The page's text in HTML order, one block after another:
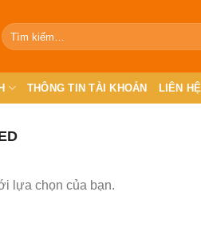
THÔNG TIN TÀI KHOẢN LIÊN HỆ
lựa chọn của bạn.